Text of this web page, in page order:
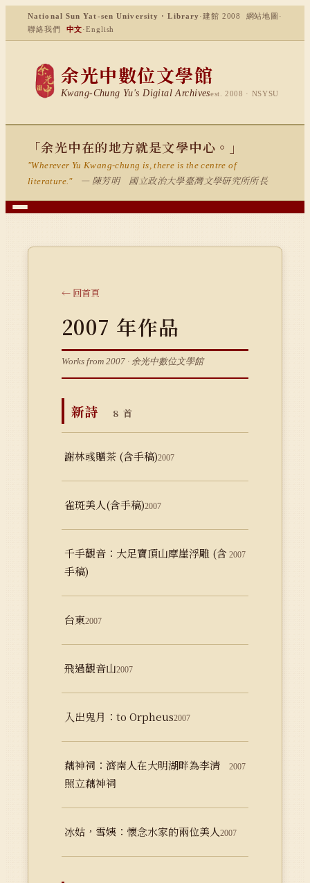
National Sun Yat-sen University · Library ·建館 2008 網站地圖 ·
聯絡我們
中文·English
余光中數位文學館
Kwang-Chung Yu's Digital Archivesest. 2008 · NSYSU
「余光中在的地方就是文學中心。」
"Wherever Yu Kwang-chung is, there is the centre of
literature."
— 陳芳明 國立政治大學臺灣文學研究所所長
← 回首頁
2007 年作品
Works from 2007 · 余光中數位文學館
新詩 8 首
謝林彧贈茶 (含手稿)2007
雀斑美人(含手稿)2007
千手觀音：大足寶頂山摩崖浮雕 (含
手稿)
2007
台東2007
飛過觀音山2007
入出鬼月：to Orpheus2007
藕神祠：濟南人在大明湖畔為李清
照立藕神祠
2007
冰姑，雪姨：懷念水家的兩位美人2007